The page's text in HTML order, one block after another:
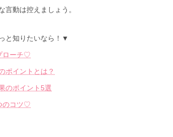
動は控えましょう。
と知りたいなら！▼
ローチ♡
ポイントとは？
のポイント5選
のコツ♡